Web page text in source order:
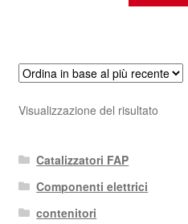
Visualizzazione del risultato
Catalizzatori FAP
Componenti elettrici
contenitori